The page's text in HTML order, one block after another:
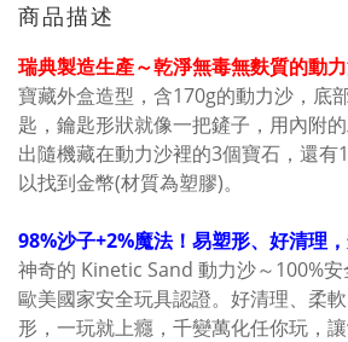
商品描述
瑞典製造生產～乾淨無毒無麩質的動
寶藏外盒造型，含170g的動力沙，底
匙，鑰匙形狀就像一把鏟子，用內附
出隨機藏在動力沙裡的3個寶石，還有
以找到金幣(材質為塑膠)。
98%沙子+2%魔法！易塑形、好清理，
神奇的 Kinetic Sand 動力沙～100%
歐美國家安全玩具認證。好清理、柔
形，一玩就上癮，千變萬化任你玩，